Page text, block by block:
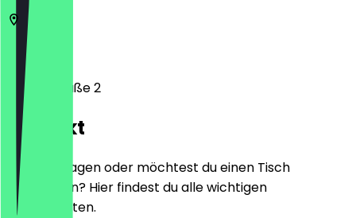
53111
Römerstraße 2
Kontakt
Hast du Fragen oder möchtest du einen Tisch
reservieren? Hier findest du alle wichtigen
Kontaktdaten.